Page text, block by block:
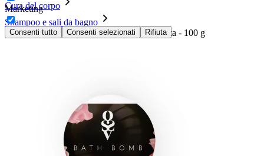
Marketing
Consenti tutto Consenti selezionati Rifiuta
Cura del corpo
Shampoo e sali da bagno
Obsessive - Bomba da bagno floreale-speziata - 100 g